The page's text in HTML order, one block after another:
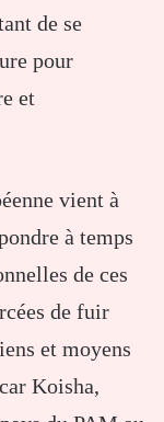
de se
pour
et
vient à
à temps
de ces
de fuir
et moyens
Koisha,